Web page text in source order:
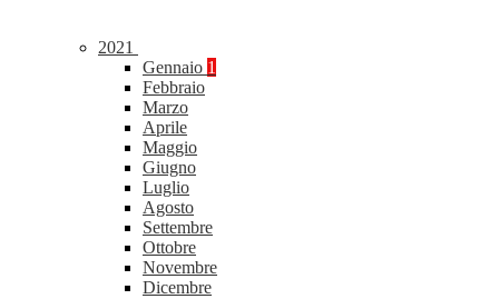
2021
Gennaio 1
Febbraio
Marzo
Aprile
Maggio
Giugno
Luglio
Agosto
Settembre
Ottobre
Novembre
Dicembre